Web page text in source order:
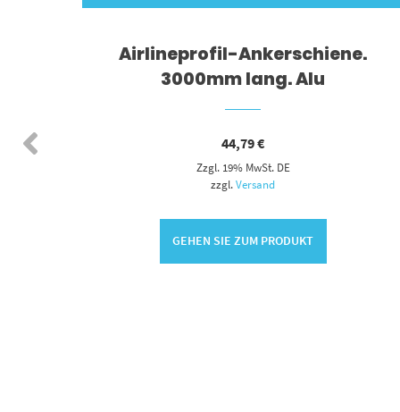
Airlineprofil-Ankerschiene.
3000mm lang. Alu
44,79€
Zzgl. 19% MwSt. DE
zzgl.Versand
GEHEN SIE ZUM PRODUKT